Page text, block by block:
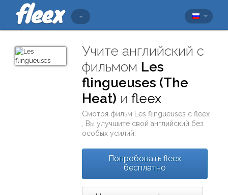
Учите английский с
фильмом Les
flingueuses (The
Heat) иfleex
Смотря фильм Les flingueuses сfleex
, Вы улучшите свой английский без
особых усилий.
Попробовать fleex
бесплатно